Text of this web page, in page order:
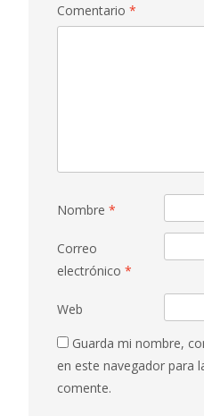
Comentario *
Nombre *
Correo
electrónico *
Web
Guarda mi nombre,
en este navegador para
comente.